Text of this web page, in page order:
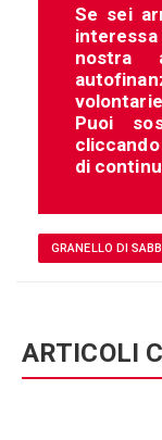
Se sei
interessa
nostra
Puoi
cliccando
di
GRANELLO DI
ARTICOLI